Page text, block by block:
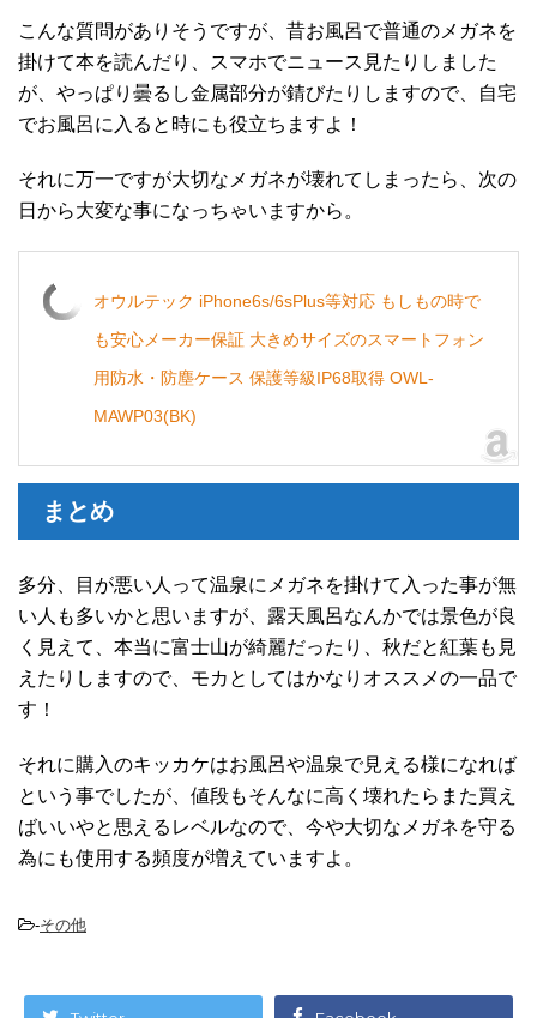
こんな質問がありそうですが、昔お風呂で普通のメガネを
掛けて本を読んだり、スマホでニュース見たりしました
が、やっぱり曇るし金属部分が錆びたりしますので、自宅
でお風呂に入ると時にも役立ちますよ！
それに万一ですが大切なメガネが壊れてしまったら、次の
日から大変な事になっちゃいますから。
オウルテック iPhone6s/6sPlus等対応 もしもの時で
も安心メーカー保証 大きめサイズのスマートフォン
用防水・防塵ケース 保護等級IP68取得 OWL-
MAWP03(BK)
まとめ
多分、目が悪い人って温泉にメガネを掛けて入った事が無
い人も多いかと思いますが、露天風呂なんかでは景色が良
く見えて、本当に富士山が綺麗だったり、秋だと紅葉も見
えたりしますので、モカとしてはかなりオススメの一品で
す！
それに購入のキッカケはお風呂や温泉で見える様になれば
という事でしたが、値段もそんなに高く壊れたらまた買え
ばいいやと思えるレベルなので、今や大切なメガネを守る
為にも使用する頻度が増えていますよ。
-その他